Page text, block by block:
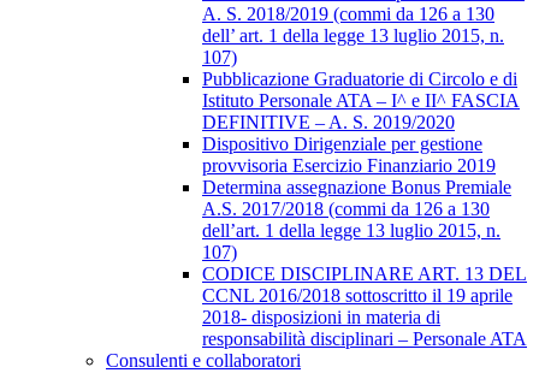
A. S. 2018/2019 (commi da 126 a 130
dell’ art. 1 della legge 13 luglio 2015, n.
107)
Pubblicazione Graduatorie di Circolo e di
Istituto Personale ATA – I^ e II^ FASCIA
DEFINITIVE – A. S. 2019/2020
Dispositivo Dirigenziale per gestione
provvisoria Esercizio Finanziario 2019
Determina assegnazione Bonus Premiale
A.S. 2017/2018 (commi da 126 a 130
dell’art. 1 della legge 13 luglio 2015, n.
107)
CODICE DISCIPLINARE ART. 13 DEL
CCNL 2016/2018 sottoscritto il 19 aprile
2018- disposizioni in materia di
responsabilità disciplinari – Personale ATA
Consulenti e collaboratori